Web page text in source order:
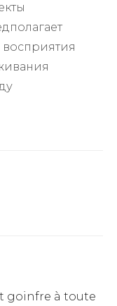
восприятия
goinfre à toute